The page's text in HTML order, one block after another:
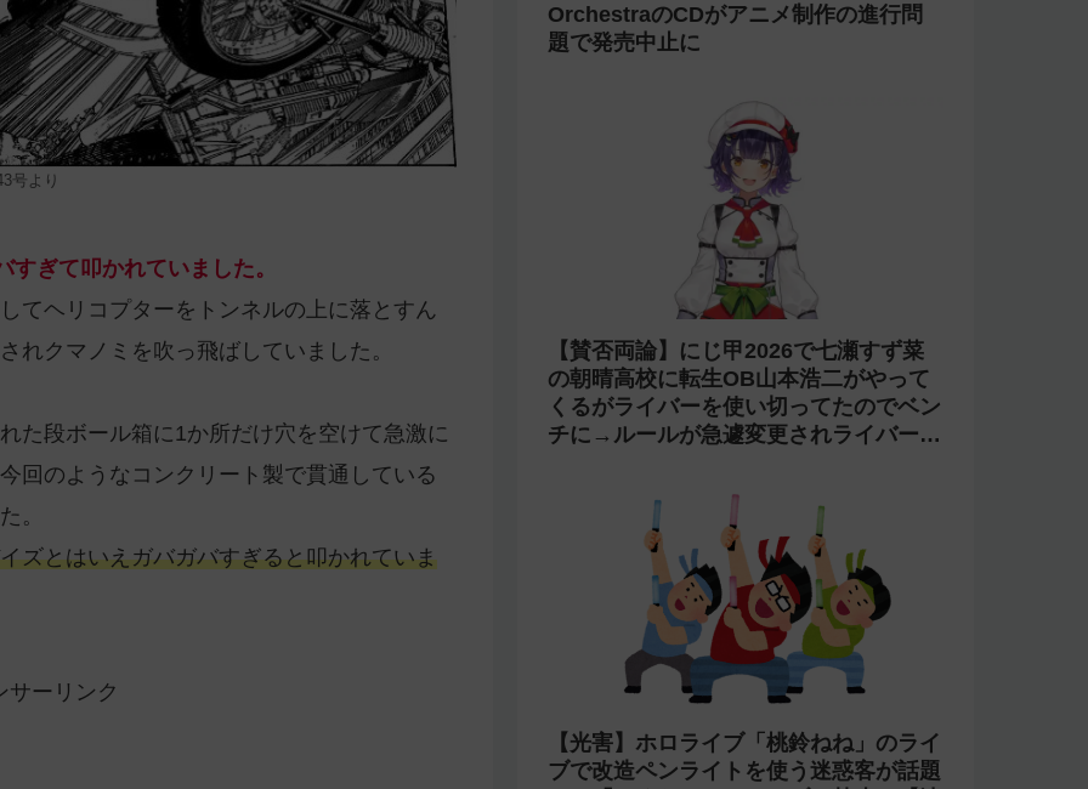
号より
ぎて叩かれていました。
てヘリコプターをトンネルの上に落とすん
れクマノミを吹っ飛ばしていました。
た段ボール箱に1か所だけ穴を空けて急激に
回のようなコンクリート製で貫通している
。
ズとはいえガバガバすぎると叩かれていま
サーリンク
OrchestraのCDがアニメ制作の進行問
題で発売中止に
【賛否両論】にじ甲2026で七瀬すず菜
の朝晴高校に転生OB山本浩二がやって
くるがライバーを使い切ってたのでベン
チに→ルールが急遽変更されライバーの
【光害】ホロライブ「桃鈴ねね」のライ
ブで改造ペンライトを使う迷惑客が話題